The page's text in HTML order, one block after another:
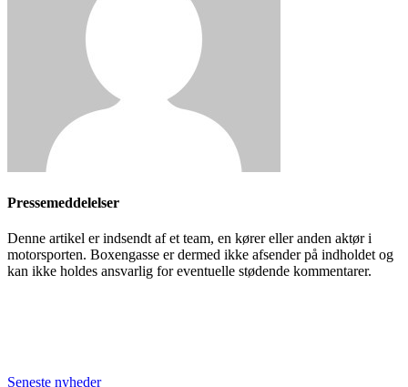
Pressemeddelelser
Denne artikel er indsendt af et team, en kører eller anden aktør i
motorsporten. Boxengasse er dermed ikke afsender på indholdet og
kan ikke holdes ansvarlig for eventuelle stødende kommentarer.
Seneste nyheder